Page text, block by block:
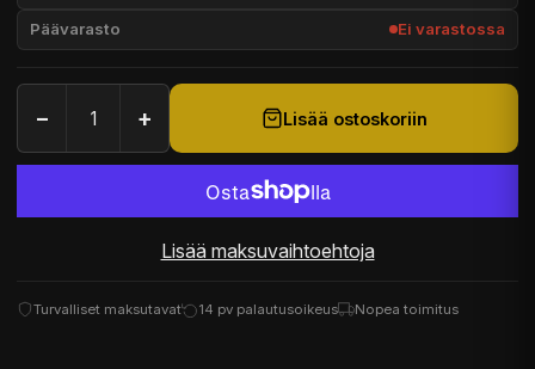
Päävarasto Ei varastossa
− + Lisää ostoskoriin
Lisää maksuvaihtoehtoja
Turvalliset maksutavat 14 pv palautusoikeus Nopea toimitus